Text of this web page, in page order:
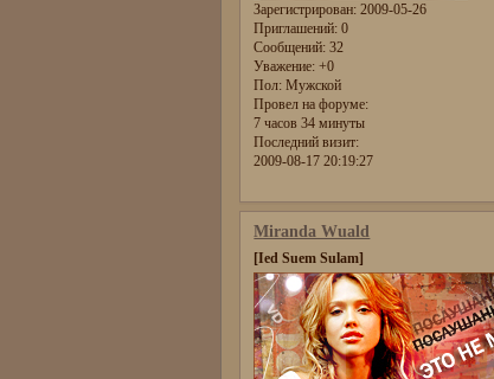
Зарегистрирован: 2009-05-26
Приглашений: 0
Сообщений: 32
Уважение: +0
Пол: Мужской
Провел на форуме:
7 часов 34 минуты
Последний визит:
2009-08-17 20:19:27
Miranda Wuald
[Ied Suem Sulam]